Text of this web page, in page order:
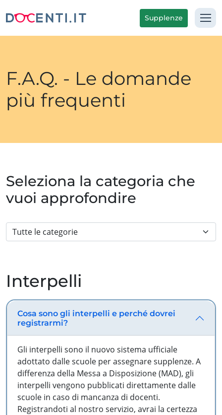
Supplenze
F.A.Q. - Le domande
più frequenti
Seleziona la categoria che
vuoi approfondire
Interpelli
Cosa sono gli interpelli e perché dovrei
registrarmi?
Gli interpelli sono il nuovo sistema ufficiale
adottato dalle scuole per assegnare supplenze. A
differenza della Messa a Disposizione (MAD), gli
interpelli vengono pubblicati direttamente dalle
scuole in caso di mancanza di docenti.
Registrandoti al nostro servizio, avrai la certezza